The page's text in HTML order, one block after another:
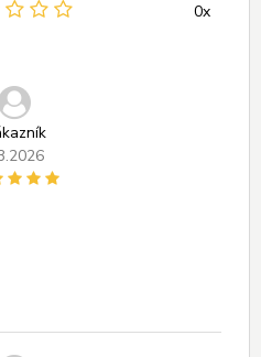
0x